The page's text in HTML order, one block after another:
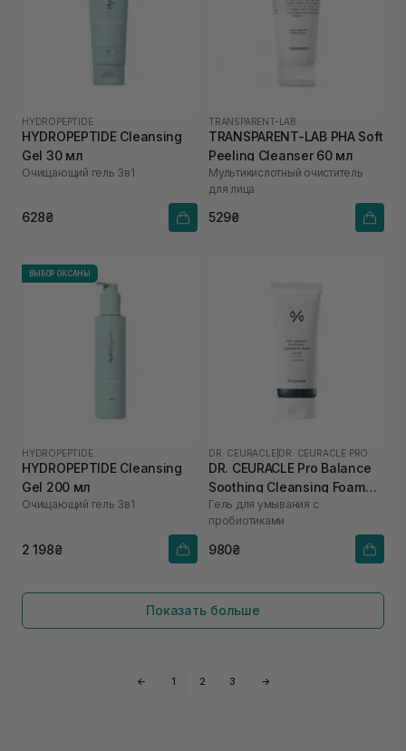
HYDROPEPTIDE
HYDROPEPTIDE Cleansing
Gel 30 мл
Очищающий гель 3в1
628₴
TRANSPARENT-LAB
TRANSPARENT-LAB PHA Soft
Peeling Cleanser 60 мл
Мультикислотный очиститель
для лица
529₴
ВЫБОР ОКСАНЫ
HYDROPEPTIDE
HYDROPEPTIDE Cleansing
Gel 200 мл
Очищающий гель 3в1
2 198₴
DR. CEURACLE| DR. CEURACLE PRO BALANCE
DR. CEURACLE Pro Balance
Soothing Cleansing Foam
150 мл
Гель для умывания с
пробиотиками
980₴
Показать больше
← 1 2 3 →